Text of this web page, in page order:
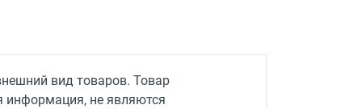
вид товаров. Товар
информация, не являются